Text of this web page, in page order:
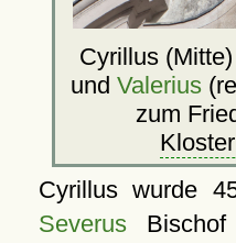
Cyrillus
undValerius
zum
Cyrillus wurde
Severus